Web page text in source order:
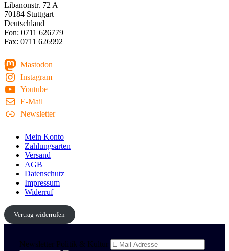
Libanonstr. 72 A
70184 Stuttgart
Deutschland
Fon: 0711 626779
Fax: 0711 626992
Mastodon
Instagram
Youtube
E-Mail
Newsletter
Mein Konto
Zahlungsarten
Versand
AGB
Datenschutz
Impressum
Widerruf
Vertrag widerrufen
Newsletter Politik & Kultur